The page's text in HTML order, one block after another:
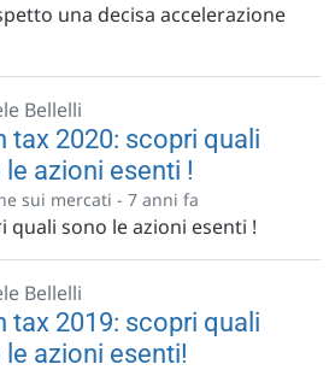
una decisa accelerazione
Bellelli
tax 2020: scopri quali
le azioni esenti !
sui mercati - 7 anni fa
quali sono le azioni esenti !
Bellelli
tax 2019: scopri quali
le azioni esenti!